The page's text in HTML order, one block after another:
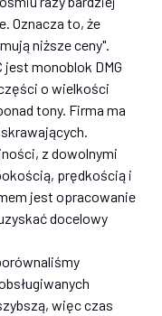
Oznacza to, że
niższe ceny".
jest monoblok DMG
o wielkości
tony. Firma ma
z dowolnymi
prędkością i
jest opracowanie
docelowy
więc czas